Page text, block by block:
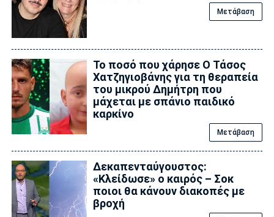
Μετάβαση
Το ποσό που χάρησε Ο Τάσος
Χατζηγιοβάνης για τη θεραπεία
του μικρού Δημήτρη που
μάχεται με σπάνιο παιδικό
καρκίνο
Μετάβαση
Δεκαπενταύγουστος:
«Κλείδωσε» ο καιρός – Σoκ
ποιοι θα κάνουν διακοπές με
βροχή